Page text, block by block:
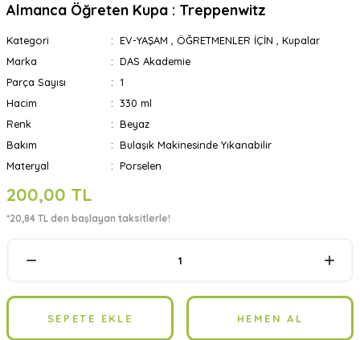
Almanca Öğreten Kupa : Treppenwitz
Kategori EV-YAŞAM ÖĞRETMENLER İÇİN
Kupalar
Marka
DAS Akademie
Parça Sayısı
1
Hacim
330 ml
Renk
Beyaz
Bakım
Bulaşık Makinesinde Yıkanabilir
Materyal
Porselen
200,00 TL
*20,84 TL den başlayan taksitlerle!
SEPETE EKLE HEMEN AL